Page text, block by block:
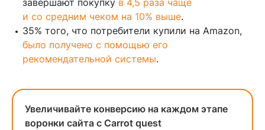
и со средним чеком на 10% выше.
35% того, что потребители купили на Amazon,
было получено с помощью его
рекомендательной системы.
Увеличивайте конверсию на каждом этапе
воронки сайта с Carrot quest